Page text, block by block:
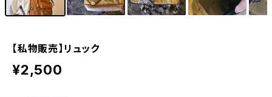
【私物販売】リュック
¥2,500